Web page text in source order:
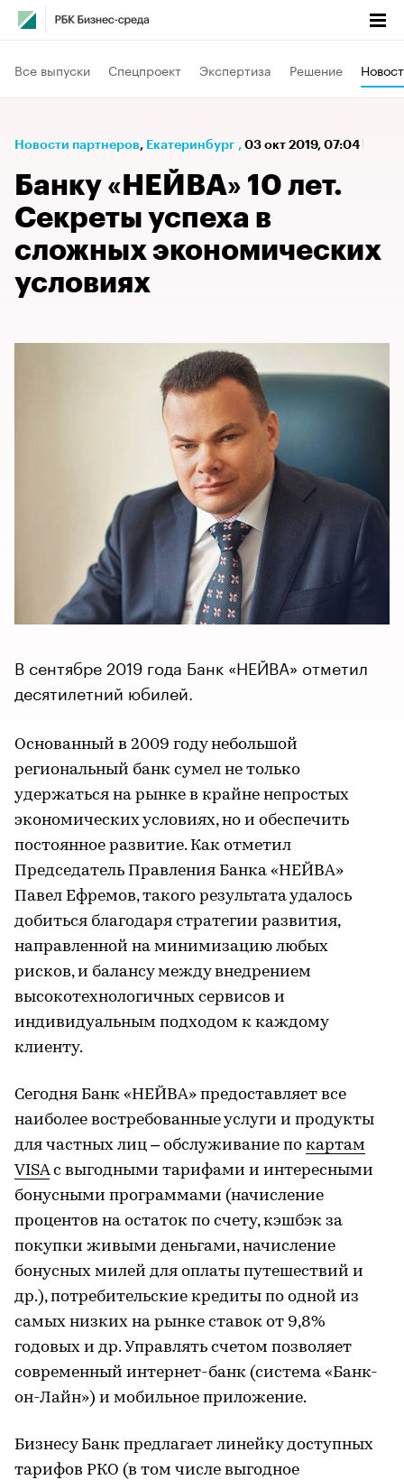
Все выпуски Спецпроект Экспертиза Решение
Новости партнеров⁠, Екатеринбург , 03 окт 2019, 07:04
Банку «НЕЙВА» 10 лет.
Секреты успеха в
сложных экономических
условиях
В сентябре 2019 года Банк «НЕЙВА» отметил
десятилетний юбилей.
Основанный в 2009 году небольшой
региональный банк сумел не только
удержаться на рынке в крайне непростых
экономических условиях, но и обеспечить
постоянное развитие. Как отметил
Председатель Правления Банка «НЕЙВА»
Павел Ефремов, такого результата удалось
добиться благодаря стратегии развития,
направленной на минимизацию любых
рисков, и балансу между внедрением
высокотехнологичных сервисов и
индивидуальным подходом к каждому
клиенту.
Сегодня Банк «НЕЙВА» предоставляет все
наиболее востребованные услуги и продукты
для частных лиц – обслуживание по картам
VISAс выгодными тарифами и интересными
бонусными программами (начисление
процентов на остаток по счету, кэшбэк за
покупки живыми деньгами, начисление
бонусных милей для оплаты путешествий и
др.), потребительские кредиты по одной из
самых низких на рынке ставок от 9,8%
годовых и др. Управлять счетом позволяет
современный интернет-банк (система «Банк-
он-Лайн») и мобильное приложение.
Бизнесу Банк предлагает линейку доступных
тарифов РКО (в том числе выгодное